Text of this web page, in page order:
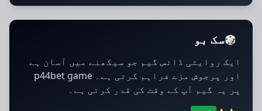
🎲سک بو
ایک روایتی ڈائس گیم جو سیکھنے میں آسان ہے
اور پرجوش مزے فراہم کرتی ہے۔ p44bet game
پر یہ گیم آپ کے وقت کی قدر کرتی ہے۔